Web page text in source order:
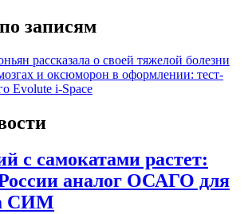
записям
рассказала о своей тяжелой болезни
и оксюморон в оформлении: тест-
Evolute i-Space
с самокатами растет:
аналог ОСАГО для
СИМ